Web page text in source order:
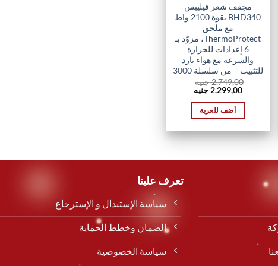
مجفف شعر فيليبس
BHD340 بقوة 2100 واط
مع ملحق
ThermoProtect، مزوّد بـ
6 إعدادات للحرارة
والسرعة مع هواء بارد
للتثبيت – من سلسلة 3000
2.749,00جنيه
السعر
الأصلي
هو:
2.749,00 EGP.
2.299,00 جنيه
هو:
أضف للعربة
تعرف علينا
سياسة الإستبدال و الإسترجاع
الضمان وخطط الحماية
سياسة الخصوصية